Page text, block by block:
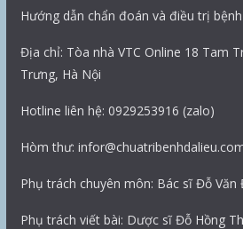
Hướng dẫn chẩn đoán và điều trị
Địa chỉ: Tòa nhà VTC Online 18 Tam
Trưng, Hà Nội
Hotline liên hệ: 0929253916 (zalo)
Hòm thư:
Phụ trách chuyên môn: Bác sĩ Đỗ Văn
Phụ trách viết bài: Dược sĩ Đỗ Hồng